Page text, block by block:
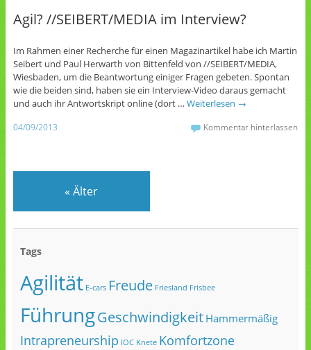
Agil? //SEIBERT/MEDIA im Interview?
Im Rahmen einer Recherche für einen Magazinartikel habe ich Martin
Seibert und Paul Herwarth von Bittenfeld von //SEIBERT/MEDIA,
Wiesbaden, um die Beantwortung einiger Fragen gebeten. Spontan
wie die beiden sind, haben sie ein Interview-Video daraus gemacht
und auch ihr Antwortskript online (dort … Weiterlesen →
04/09/2013 Kommentar hinterlassen
« Älter
Tags
Agilität E-cars Freude Friesland Frisbee
FührungGeschwindigkeit Hammermäßig
Intrapreneurship IOC Knete Komfortzone